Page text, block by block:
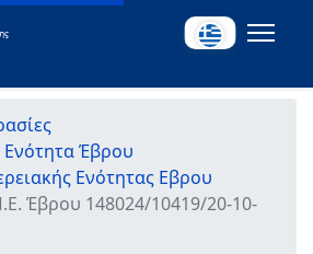
Ενότητα Έβρου
Ενότητας Εβρου
Έβρου 148024/10419/20-10-